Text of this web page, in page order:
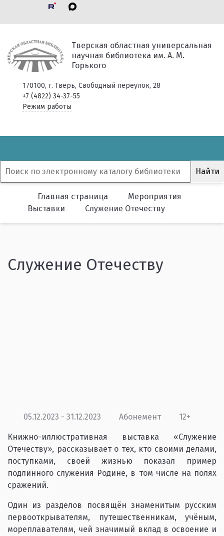
Тверская областная универсальная
научная библиотека им. А. М.
Горького
170100, г. Тверь, Свободный переулок, 28
+7 (4822) 34-37-55
Режим работы
Главная страница
Мероприятия
Выставки
Служение Отечеству
Служение Отечеству
05.12.2023 - 31.12.2023 Абонемент 12+
Книжно-иллюстративная выставка «Служение
Отечеству», рассказывает о тех, кто своими делами,
поступками, своей жизнью показал пример
подлинного служения Родине, в том числе на полях
сражений.
Один из разделов посвящён знаменитым русским
первооткрывателям, путешественникам, учёным,
мореплавателям, чей значимый вклад в освоение и